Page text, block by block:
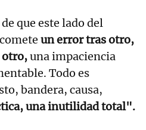
que este lado del
un error tras otro,
otro,una impaciencia
Todo es
bandera, causa,
una inutilidad total".